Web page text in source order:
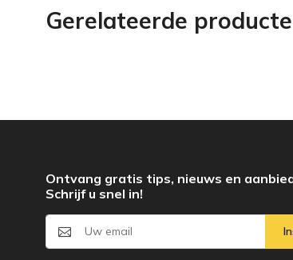
Gerelateerde
Ontvang gratis tips, nieuws en
Schrijf u snel in!